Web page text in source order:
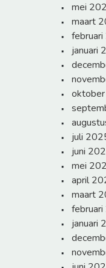
mei
maart
januari
juli
juni
mei
april
maart
januari